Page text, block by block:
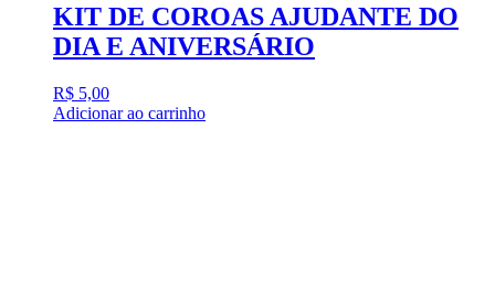
KIT DE COROAS AJUDANTE DO
DIA E ANIVERSÁRIO
R$ 5,00
Adicionar ao carrinho